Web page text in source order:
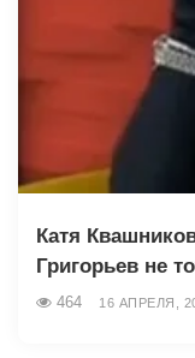
Катя
Григорьев не
464 16 АПРЕЛЯ,